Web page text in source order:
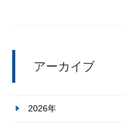
アーカイブ
2026年